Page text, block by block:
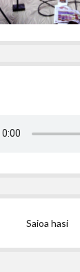
Saioa hasi